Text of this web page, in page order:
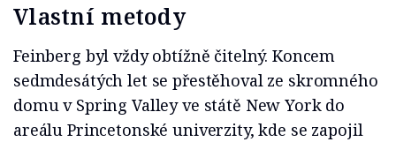
Vlastní metody
Feinberg byl vždy obtížně čitelný. Koncem
sedmdesátých let se přestěhoval ze skromného
domu v Spring Valley ve státě New York do
areálu Princetonské univerzity, kde se zapojil